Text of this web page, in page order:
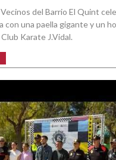
del Barrio El Quint
con una paella gigante y un
Karate J.Vidal.